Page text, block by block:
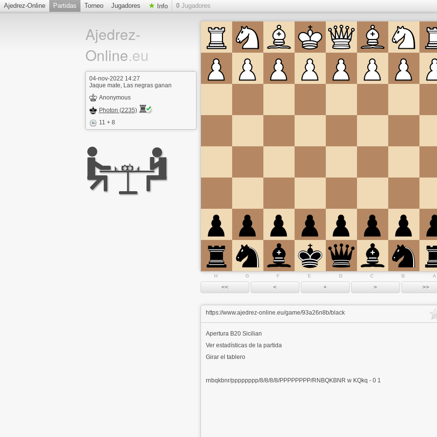
Ajedrez-Online Partidas Torneo Jugadores Info 0 Jugadores
Ajedrez-
Online.eu
04-nov-2022 14:27
Jaque mate, Las negras ganan
Anonymous
Photon (2235)
11 + 8
A
B
C
D
E
F
G
H
https://www.ajedrez-online.eu/game/93a26n8b/black
Apertura B20 Sicilian
Ver estadísticas de la partida
Girar el tablero
rnbqkbnr/pppppppp/8/8/8/8/PPPPPPPP/RNBQKBNR w KQkq - 0 1